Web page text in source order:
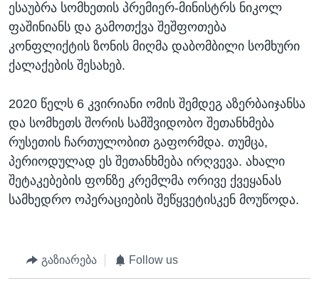
ესაუბრა სომხეთის პრემიერ-მინისტრს ნიკოლ
ფაშინიანს და გამოთქვა შეშფოთება
კონფლიქტის ზონის მიღმა დაბომბილი სომხური
ქალაქების შესახებ.
2020 წელს 6 კვირიანი ომის შემდეგ აზერბაიჯანსა
და სომხეთს შორის სამშვიდობო შეთანხმება
რუსეთის ჩართულობით გაფორმდა. თუმცა,
პერიოდულად ეს შეთანხმება ირღვევა. ახალი
შეტაკებების ფონზე კრემლმა ორივე ქვეყანას
სამხედრო ოპერაციების შეწყვეტისკენ მოუწოდა.
გაზიარება Follow us